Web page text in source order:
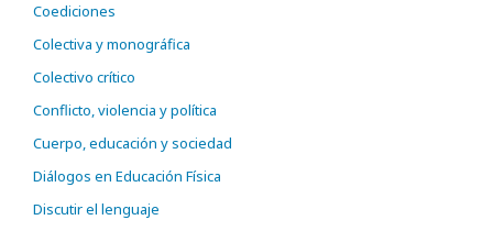
Coediciones
Colectiva y monográfica
Colectivo crítico
Conflicto, violencia y política
Cuerpo, educación y sociedad
Diálogos en Educación Física
Discutir el lenguaje